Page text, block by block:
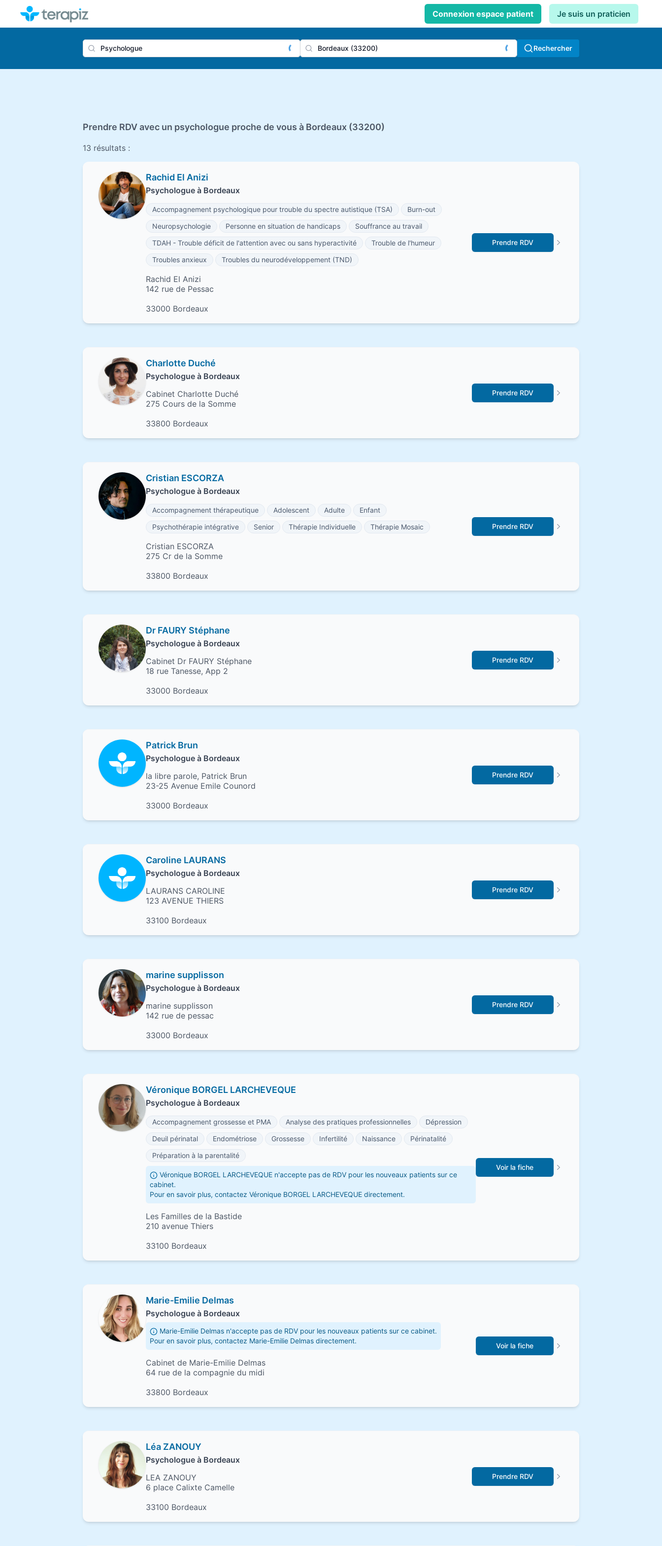
Connexion espace patient Je suis un praticien
Nom du praticien, profession Rechercher
Prendre RDV avec un psychologue proche de vous à Bordeaux (33200)
13 résultats :
Rachid El Anizi
Psychologue à Bordeaux
Accompagnement psychologique pour trouble du spectre autistique (TSA)
Burn-out
Neuropsychologie
Personne en situation de handicaps
Souffrance au travail
TDAH - Trouble déficit de l'attention avec ou sans hyperactivité
Trouble de l'humeur
Troubles anxieux
Troubles du neurodéveloppement (TND)
Rachid El Anizi
142 rue de Pessac
33000 Bordeaux
Prendre RDV
Charlotte Duché
Psychologue à Bordeaux
Cabinet Charlotte Duché
275 Cours de la Somme
33800 Bordeaux
Prendre RDV
Cristian ESCORZA
Psychologue à Bordeaux
Accompagnement thérapeutique Adolescent Adulte
Enfant
Psychothérapie intégrative
Senior Thérapie Individuelle Thérapie Mosaic
Cristian ESCORZA
275 Cr de la Somme
33800 Bordeaux
Prendre RDV
Dr FAURY Stéphane
Psychologue à Bordeaux
Cabinet Dr FAURY Stéphane
18 rue Tanesse, App 2
33000 Bordeaux
Prendre RDV
Patrick Brun
Psychologue à Bordeaux
la libre parole, Patrick Brun
23-25 Avenue Emile Counord
33000 Bordeaux
Prendre RDV
Caroline LAURANS
Psychologue à Bordeaux
LAURANS CAROLINE
123 AVENUE THIERS
33100 Bordeaux
Prendre RDV
marine supplisson
Psychologue à Bordeaux
marine supplisson
142 rue de pessac
33000 Bordeaux
Prendre RDV
Véronique BORGEL LARCHEVEQUE
Psychologue à Bordeaux
Accompagnement grossesse et PMA Analyse des pratiques professionnelles
Dépression
Deuil périnatal
Endométriose Grossesse Infertilité Naissance
Périnatalité
Préparation à la parentalité
Véronique BORGEL LARCHEVEQUE n'accepte pas de RDV pour les nouveaux patients sur ce
cabinet.
Pour en savoir plus, contactez Véronique BORGEL LARCHEVEQUE directement.
Les Familles de la Bastide
210 avenue Thiers
33100 Bordeaux
Voir la fiche
Marie-Emilie Delmas
Psychologue à Bordeaux
Marie-Emilie Delmas n'accepte pas de RDV pour les nouveaux patients sur ce cabinet.
Pour en savoir plus, contactez Marie-Emilie Delmas directement.
Cabinet de Marie-Emilie Delmas
64 rue de la compagnie du midi
33800 Bordeaux
Voir la fiche
Léa ZANOUY
Psychologue à Bordeaux
LEA ZANOUY
6 place Calixte Camelle
33100 Bordeaux
Prendre RDV